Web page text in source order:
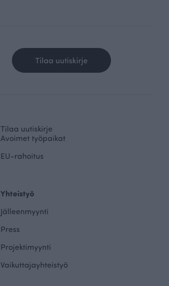
Tilaa uutiskirje
Tilaa uutiskirje
Avoimet työpaikat
EU-rahoitus
Yhteistyö
Jälleenmyynti
Press
Projektimyynti
Vaikuttajayhteistyö